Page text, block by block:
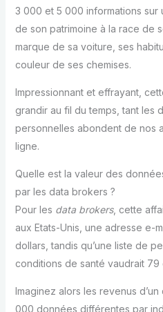
3 000 et 5 000 informations sur
de son patrimoine à la race de
marque de sa voiture, ses
couleur de ses chemises.
Impressionnant et effrayant,
grandir au fil du temps, tant les
personnelles abondent de nos
ligne.
Quelle est la valeur des
par les data brokers ?
Pour les data brokers, cette
aux Etats-Unis, une adresse e-
dollars, tandis qu’une liste de
conditions de santé vaudrait 79
Imaginez alors les revenus
000 données différentes par